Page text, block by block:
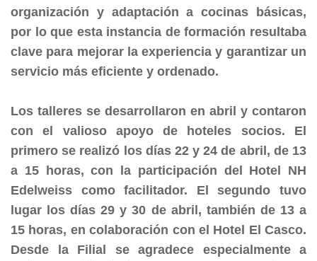
organización y adaptación a cocinas básicas,
por lo que esta instancia de formación resultaba
clave para mejorar la experiencia y garantizar un
servicio más eficiente y ordenado.
Los talleres se desarrollaron en abril y contaron
con el valioso apoyo de hoteles socios. El
primero se realizó los días 22 y 24 de abril, de 13
a 15 horas, con la participación del Hotel NH
Edelweiss como facilitador. El segundo tuvo
lugar los días 29 y 30 de abril, también de 13 a
15 horas, en colaboración con el Hotel El Casco.
Desde la Filial se agradece especialmente a